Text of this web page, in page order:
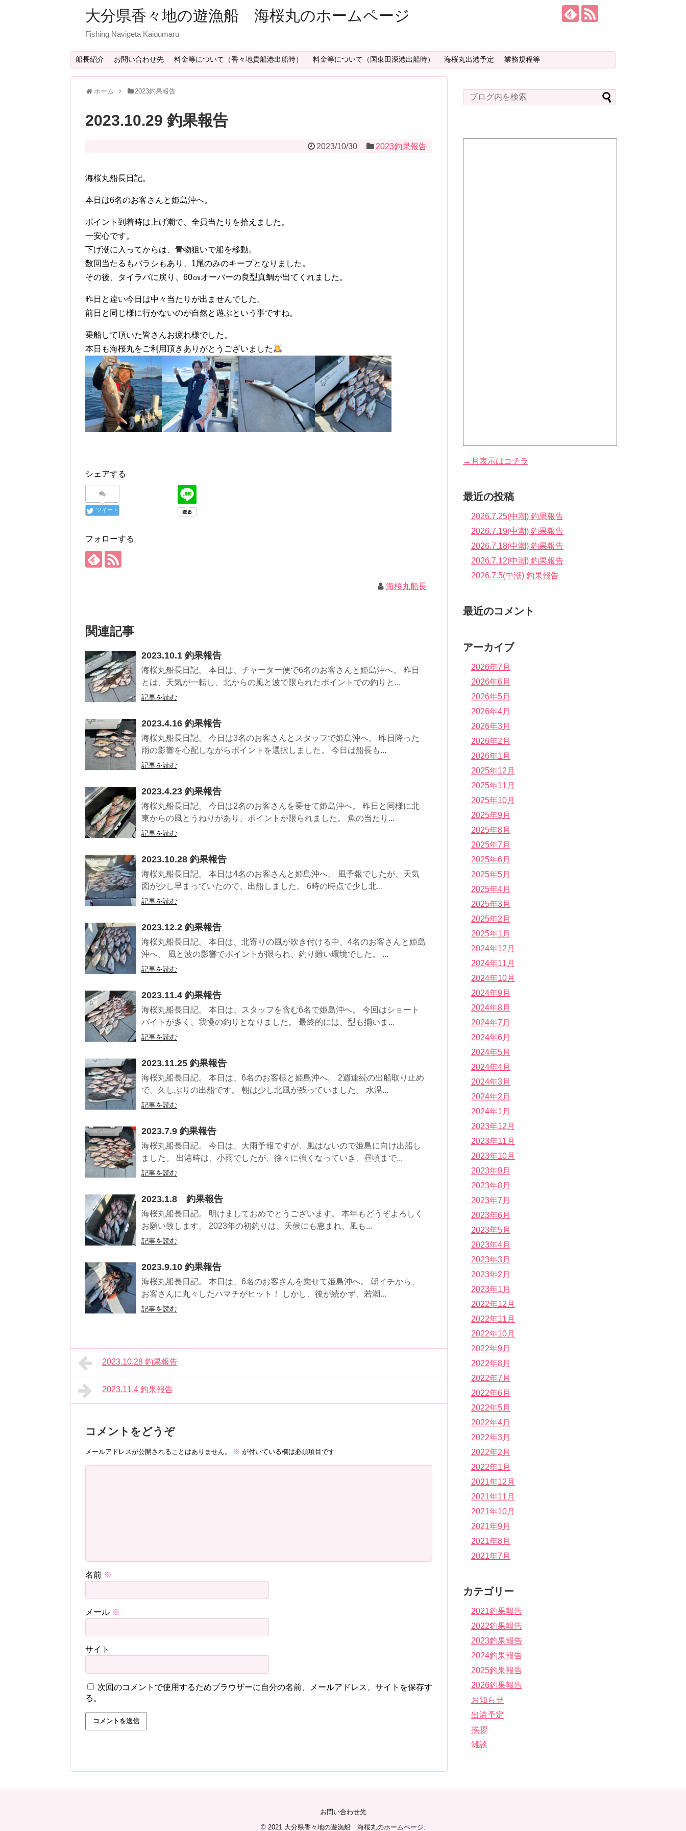
大分県香々地の遊漁船 海桜丸のホームページ
Fishing Navigeta Kaioumaru
船長紹介 お問い合わせ先 料金等について（香々地貴船港出船時） 料金等について（国東田深港出船時） 海桜丸出港予定 業務規程等
ホーム 2023釣果報告
2023.10.29 釣果報告
2023/10/30 2023釣果報告
海桜丸船長日記。
本日は6名のお客さんと姫島沖へ。
ポイント到着時は上げ潮で、全員当たりを拾えました。
一安心です。
下げ潮に入ってからは、青物狙いで船を移動。
数回当たるもバラシもあり、1尾のみのキープとなりました。
その後、タイラバに戻り、60㎝オーバーの良型真鯛が出てくれました。
昨日と違い今日は中々当たりが出ませんでした。
前日と同じ様に行かないのが自然と遊ぶという事ですね。
乗船して頂いた皆さんお疲れ様でした。
本日も海桜丸をご利用頂きありがとうございました
シェアする
ツイート
フォローする
海桜丸船長
関連記事
2023.10.1 釣果報告
海桜丸船長日記。 本日は、チャーター便で6名のお客さんと姫島沖へ。 昨日
とは、天気が一転し、北からの風と波で限られたポイントでの釣りと...
記事を読む
2023.4.16 釣果報告
海桜丸船長日記。 今日は3名のお客さんとスタッフで姫島沖へ。 昨日降った
雨の影響を心配しながらポイントを選択しました。 今日は船長も...
記事を読む
2023.4.23 釣果報告
海桜丸船長日記。 今日は2名のお客さんを乗せて姫島沖へ。 昨日と同様に北
東からの風とうねりがあり、ポイントが限られました。 魚の当たり...
記事を読む
2023.10.28 釣果報告
海桜丸船長日記。 本日は4名のお客さんと姫島沖へ。 風予報でしたが、天気
図が少し早まっていたので、出船しました。 6時の時点で少し北...
記事を読む
2023.12.2 釣果報告
海桜丸船長日記。 本日は、北寄りの風が吹き付ける中、4名のお客さんと姫島
沖へ。 風と波の影響でポイントが限られ、釣り難い環境でした。 ...
記事を読む
2023.11.4 釣果報告
海桜丸船長日記。 本日は、スタッフを含む6名で姫島沖へ。 今回はショート
バイトが多く、我慢の釣りとなりました。 最終的には、型も揃いま...
記事を読む
2023.11.25 釣果報告
海桜丸船長日記。 本日は、6名のお客様と姫島沖へ。 2週連続の出船取り止め
で、久しぶりの出船です。 朝は少し北風が残っていました。 水温...
記事を読む
2023.7.9 釣果報告
海桜丸船長日記。 今日は、大雨予報ですが、風はないので姫島に向け出船し
ました。 出港時は、小雨でしたが、徐々に強くなっていき、昼頃まで...
記事を読む
2023.1.8 釣果報告
海桜丸船長日記。 明けましておめでとうございます。 本年もどうぞよろしく
お願い致します。 2023年の初釣りは、天候にも恵まれ、風も...
記事を読む
2023.9.10 釣果報告
海桜丸船長日記。 本日は、6名のお客さんを乗せて姫島沖へ。 朝イチから、
お客さんに丸々したハマチがヒット！ しかし、後が続かず、若潮...
記事を読む
2023.10.28 釣果報告
2023.11.4 釣果報告
コメントをどうぞ
メールアドレスが公開されることはありません。 ※ が付いている欄は必須項目です
名前 ※
メール ※
サイト
次回のコメントで使用するためブラウザーに自分の名前、メールアドレス、サイトを保存す
る。
→月表示はコチラ
最近の投稿
2026.7.25(中潮) 釣果報告
2026.7.19(中潮) 釣果報告
2026.7.18(中潮) 釣果報告
2026.7.12(中潮) 釣果報告
2026.7.5(中潮) 釣果報告
最近のコメント
アーカイブ
2026年7月
2026年6月
2026年5月
2026年4月
2026年3月
2026年2月
2026年1月
2025年12月
2025年11月
2025年10月
2025年9月
2025年8月
2025年7月
2025年6月
2025年5月
2025年4月
2025年3月
2025年2月
2025年1月
2024年12月
2024年11月
2024年10月
2024年9月
2024年8月
2024年7月
2024年6月
2024年5月
2024年4月
2024年3月
2024年2月
2024年1月
2023年12月
2023年11月
2023年10月
2023年9月
2023年8月
2023年7月
2023年6月
2023年5月
2023年4月
2023年3月
2023年2月
2023年1月
2022年12月
2022年11月
2022年10月
2022年9月
2022年8月
2022年7月
2022年6月
2022年5月
2022年4月
2022年3月
2022年2月
2022年1月
2021年12月
2021年11月
2021年10月
2021年9月
2021年8月
2021年7月
カテゴリー
2021釣果報告
2022釣果報告
2023釣果報告
2024釣果報告
2025釣果報告
2026釣果報告
お知らせ
出港予定
挨拶
雑談
お問い合わせ先
© 2021 大分県香々地の遊漁船 海桜丸のホームページ